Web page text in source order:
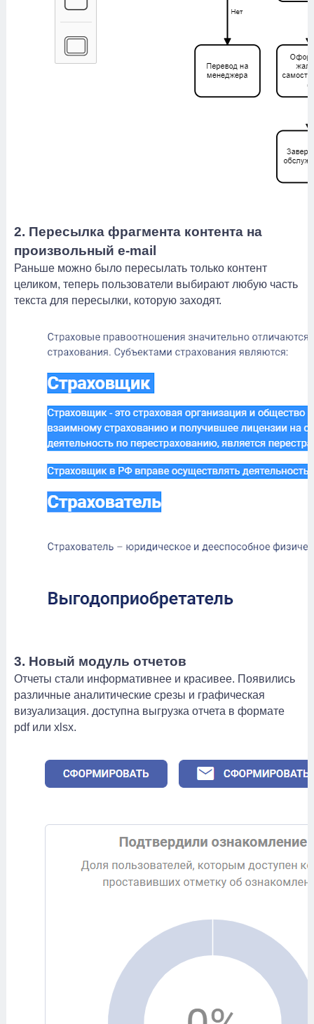
2. Пересылка фрагмента контента на
произвольный e-mail
Раньше можно было пересылать только контент
целиком, теперь пользователи выбирают любую часть
текста для пересылки, которую заходят.
3. Новый модуль отчетов
Отчеты стали информативнее и красивее. Появились
различные аналитические срезы и графическая
визуализация. доступна выгрузка отчета в формате
pdf или xlsx.